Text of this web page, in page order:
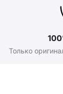
Только